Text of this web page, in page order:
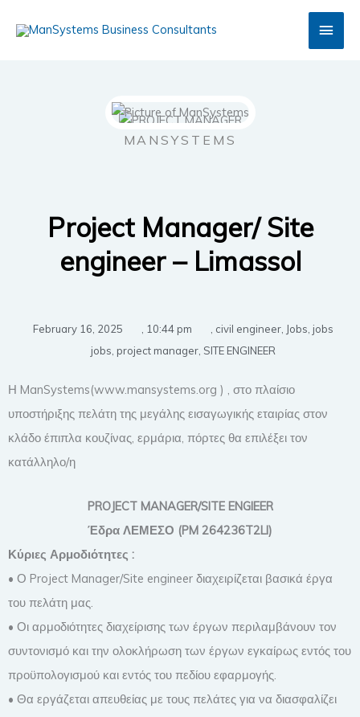
Main
MANSYSTEMS
Project Manager/ Site
engineer – Limassol
February 16, 2025 10:44 pm civil engineer Jobs jobs
jobs project manager SITE ENGINEER
Η ManSystems(www.mansystems.org ) , στο πλαίσιο
υποστήριξης πελάτη της μεγάλης εισαγωγικής εταιρίας στον
κλάδο έπιπλα κουζίνας, ερμάρια, πόρτες θα επιλέξει τον
κατάλληλο/η
PROJECT MANAGER/SITE ENGIEER
Έδρα ΛΕΜΕΣΟ (PM 264236T2LI)
Κύριες Αρμοδιότητες :
• Ο Project Manager/Site engineer διαχειρίζεται βασικά έργα
του πελάτη μας.
• Οι αρμοδιότητες διαχείρισης των έργων περιλαμβάνουν τον
συντονισμό και την ολοκλήρωση των έργων εγκαίρως εντός του
προϋπολογισμού και εντός του πεδίου εφαρμογής.
• Θα εργάζεται απευθείας με τους πελάτες για να διασφαλίζει